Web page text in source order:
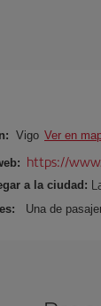
Vigo Ver en
https://
a la ciudad:
Una de